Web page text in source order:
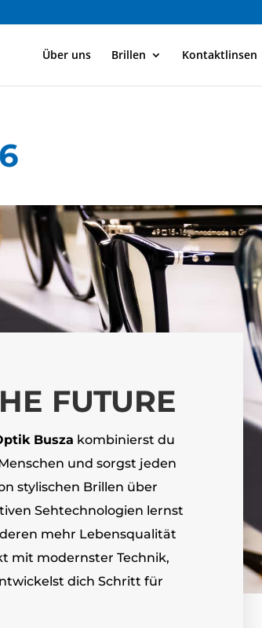
Über uns Brillen Kontaktlinsen
FUTURE
Busza kombinierst du
und sorgst jeden
stylischen Brillen über
Sehtechnologien lernst
mehr Lebensqualität
mit modernster Technik,
dich Schritt für